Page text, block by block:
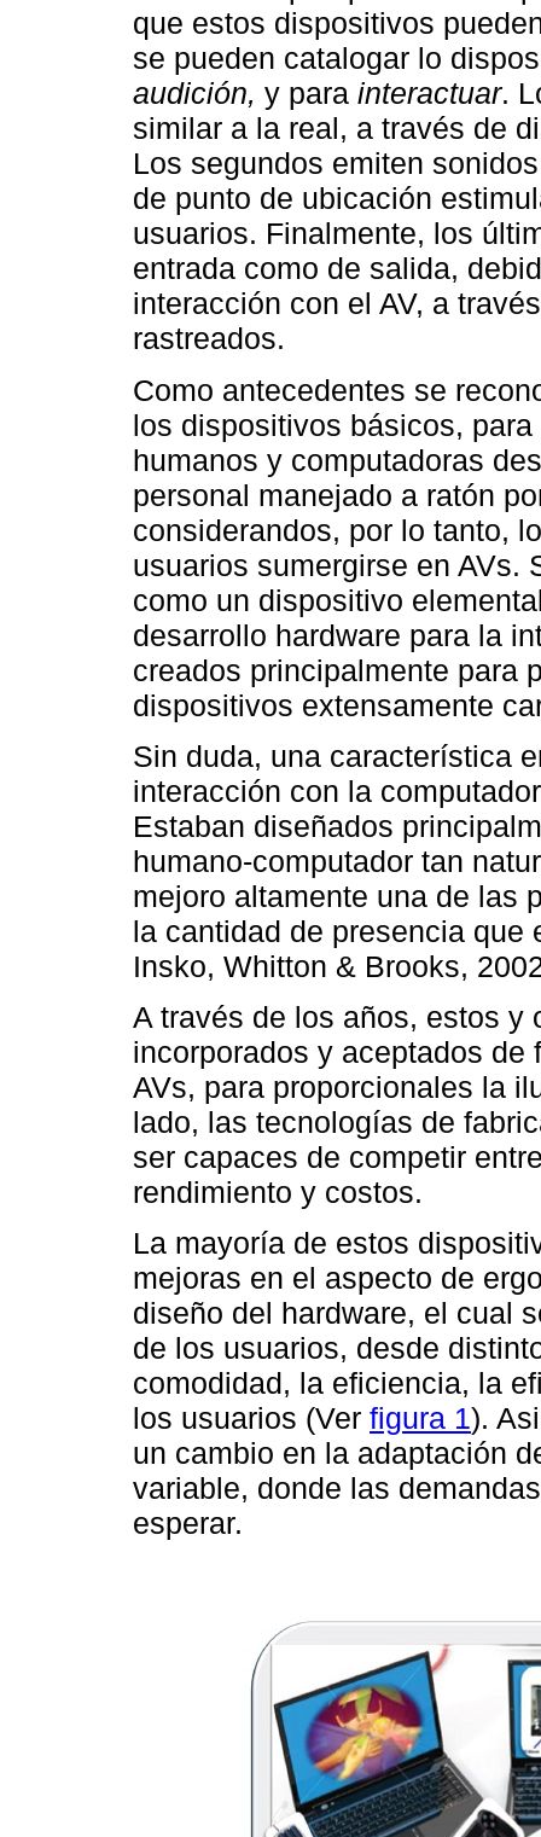
que estos dispositivos
se pueden catalogar lo
audición, y para interactuar.
similar a la real, a través de
Los segundos emiten
de punto de ubicación
usuarios. Finalmente, los
entrada como de salida,
interacción con el AV, a
rastreados.
Como antecedentes se
los dispositivos básicos,
humanos y computadoras
personal manejado a ratón
considerandos, por lo tanto,
usuarios sumergirse en AVs.
como un dispositivo
desarrollo hardware para la
creados principalmente para
dispositivos extensamente
Sin duda, una característica
interacción con la
Estaban diseñados
humano-computador tan
mejoro altamente una de las
la cantidad de presencia que
Insko, Whitton & Brooks,
A través de los años, estos y
incorporados y aceptados
AVs, para proporcionales la
lado, las tecnologías de
ser capaces de competir
rendimiento y costos.
La mayoría de estos
mejoras en el aspecto de
diseño del hardware, el cual
de los usuarios, desde
comodidad, la eficiencia, la
los usuarios (Ver figura 1).
un cambio en la adaptación
variable, donde las
esperar.